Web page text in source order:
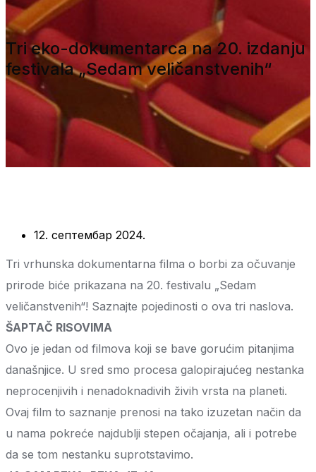
Tri eko-dokumentarca na 20. izdanju
festivala „Sedam veličanstvenih“
12. септембар 2024.
Tri vrhunska dokumentarna filma o borbi za očuvanje
prirode biće prikazana na 20. festivalu „Sedam
veličanstvenih“! Saznajte pojedinosti o ova tri naslova.
ŠAPTAČ RISOVIMA
Ovo je jedan od filmova koji se bave gorućim pitanjima
današnjice. U sred smo procesa galopirajućeg nestanka
neprocenjivih i nenadoknadivih živih vrsta na planeti.
Ovaj film to saznanje prenosi na tako izuzetan način da
u nama pokreće najdublji stepen očajanja, ali i potrebe
da se tom nestanku suprotstavimo.